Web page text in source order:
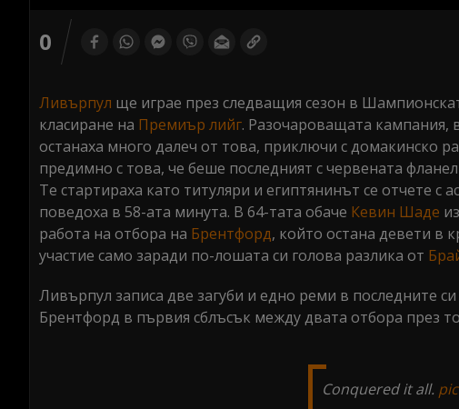
seconds
of0
Ливърпул ще играе през следващия сезон в
класиране на Премиър лийг. Разочароващата кампания,
останаха много далеч от това, приключи с домакинско
предимно с това, че беше последният с червената
Те стартираха като титуляри и египтянинът се отчете с
поведоха в 58-ата минута. В 64-тата обаче Кевин Шаде
работа на отбора на Брентфорд, който остана девети в
участие само заради по-лошата си голова разлика от
Ливърпул записа две загуби и едно реми в последните
Брентфорд в първия сблъсък между двата отбора през
Conquered it all.